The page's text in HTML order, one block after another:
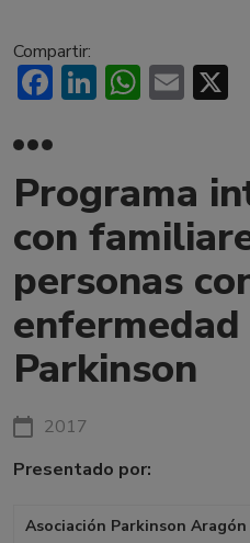
Compartir:
Facebook
LinkedIn
Programa
con
personas
enfermedad
Parkinson
2017
Presentado por:
Asociación Parkinson Aragón